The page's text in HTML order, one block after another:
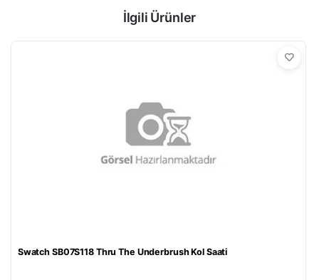
İlgili Ürünler
Swatch SB07S118 Thru The Underbrush Kol Saati